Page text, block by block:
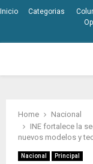
Inicio Categorias
Home
Nacional
INE fortalece la
nuevos modelos y
Nacional Principal